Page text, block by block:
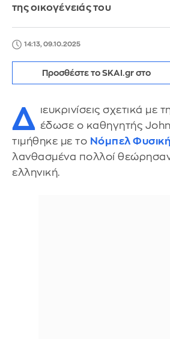
της οικογένειάς του
14:13, 09.10.2025
Προσθέστε το SKAI.gr στο
Δ ιευκρινίσεις σχετικά με
έδωσε ο καθηγητής
τιμήθηκε με το Νόμπελ
λανθασμένα πολλοί
ελληνική.